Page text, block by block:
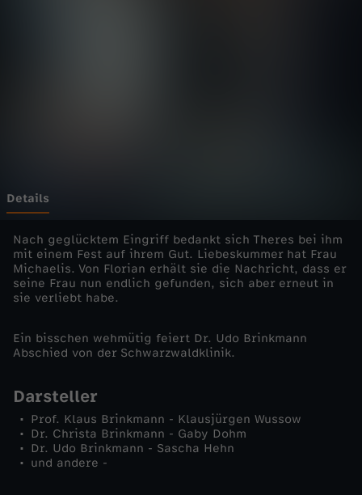
l
d
k
i
n
i
k
Details
Nach geglücktem Eingriff bedankt sich Theres bei ihm
mit einem Fest auf ihrem Gut. Liebeskummer hat Frau
Michaelis. Von Florian erhält sie die Nachricht, dass er
seine Frau nun endlich gefunden, sich aber erneut in
sie verliebt habe.
Ein bisschen wehmütig feiert Dr. Udo Brinkmann
Abschied von der Schwarzwaldklinik.
Darsteller
Prof. Klaus Brinkmann - Klausjürgen Wussow
Dr. Christa Brinkmann - Gaby Dohm
Dr. Udo Brinkmann - Sascha Hehn
und andere -